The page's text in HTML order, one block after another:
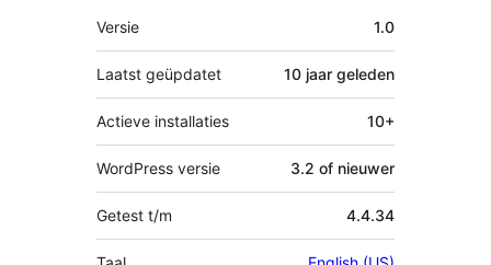
Meta
Versie 1.0
Laatst geüpdatet 10 jaar geleden
Actieve installaties 10+
WordPress versie 3.2 of nieuwer
Getest t/m 4.4.34